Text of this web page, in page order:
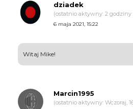
dziadek
(ostatnio aktywny: 2 godziny
6 maja 2021, 15:22
Witaj Mike!
Marcin1995
(ostatnio aktywny: Wczoraj,